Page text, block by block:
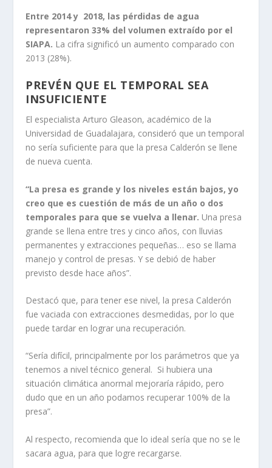
Entre 2014 y 2018, las pérdidas de agua
representaron 33% del volumen extraído por el
SIAPA. La cifra significó un aumento comparado con
2013 (28%).
PREVÉN QUE EL TEMPORAL SEA
INSUFICIENTE
El especialista Arturo Gleason, académico de la
Universidad de Guadalajara, consideró que un temporal
no sería suficiente para que la presa Calderón se llene
de nueva cuenta.
“La presa es grande y los niveles están bajos, yo
creo que es cuestión de más de un año o dos
temporales para que se vuelva a llenar. Una presa
grande se llena entre tres y cinco años, con lluvias
permanentes y extracciones pequeñas… eso se llama
manejo y control de presas. Y se debió de haber
previsto desde hace años”.
Destacó que, para tener ese nivel, la presa Calderón
fue vaciada con extracciones desmedidas, por lo que
puede tardar en lograr una recuperación.
“Sería difícil, principalmente por los parámetros que ya
tenemos a nivel técnico general. Si hubiera una
situación climática anormal mejoraría rápido, pero
dudo que en un año podamos recuperar 100% de la
presa”.
Al respecto, recomienda que lo ideal sería que no se le
sacara agua, para que logre recargarse.